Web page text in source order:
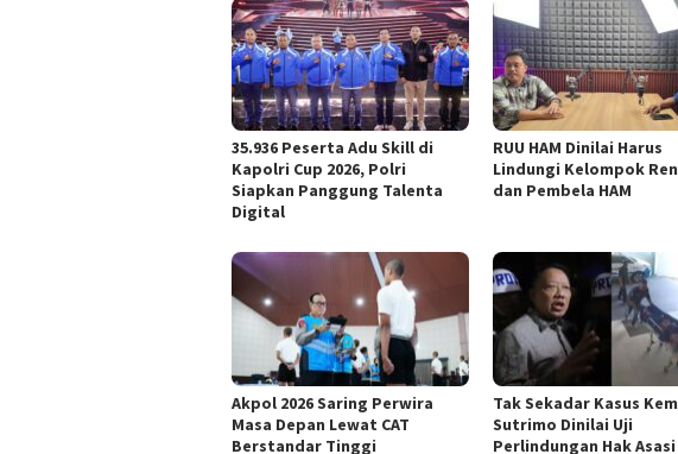
35.936 Peserta Adu Skill di
Kapolri Cup 2026, Polri
Siapkan Panggung Talenta
Digital
RUU HAM Dinilai Harus
Lindungi Kelompok
dan Pembela HAM
Akpol 2026 Saring Perwira
Masa Depan Lewat CAT
Berstandar Tinggi
Tak Sekadar Kasus
Sutrimo Dinilai Uji
Perlindungan Hak Asasi